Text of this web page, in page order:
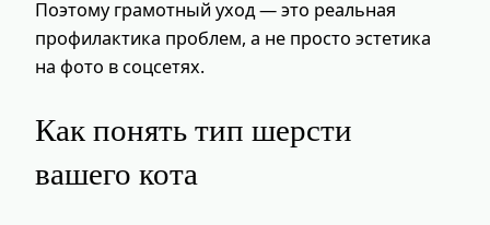
Поэтому грамотный уход — это реальная
профилактика проблем, а не просто эстетика
на фото в соцсетях.
Как понять тип шерсти
вашего кота